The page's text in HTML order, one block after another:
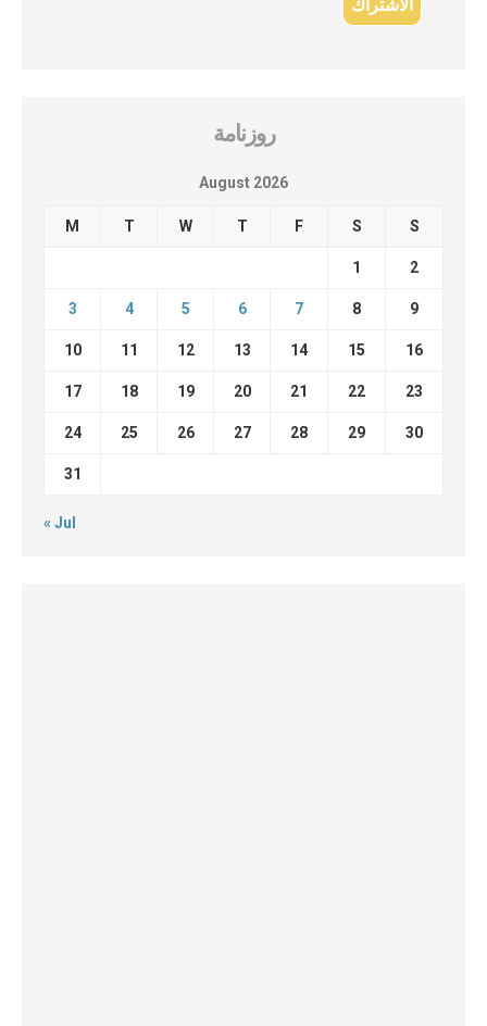
روزنامة
August 2026
M T W T F S S
1 2
3 4 5 6 7 8 9
10 11 12 13 14 15 16
17 18 19 20 21 22 23
24 25 26 27 28 29 30
31
« Jul